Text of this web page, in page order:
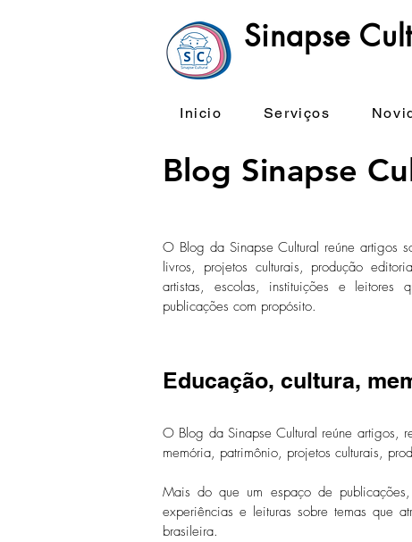
Sinapse
Inicio Serviços
Blog Sinapse
O Blog da Sinapse Cultural reúne artigos
livros, projetos culturais, produção
artistas, escolas, instituições e leitores
publicações com propósito.
Educação, cultura,
O Blog da Sinapse Cultural reúne artigos,
memória, patrimônio, projetos culturais,
Mais do que um espaço de
experiências e leituras sobre temas que
brasileira.